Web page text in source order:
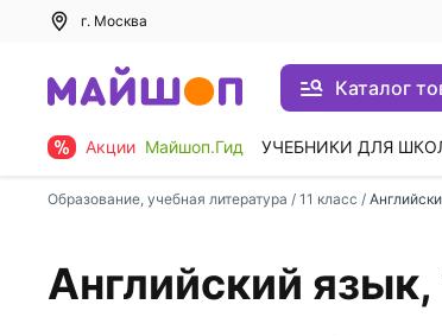
г. Москва
Каталог
Акции Майшоп.Гид УЧЕБНИКИ ДЛЯ
Образование, учебная литература / 11 класс /
Английский